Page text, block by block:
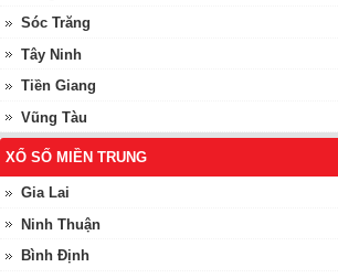
Sóc Trăng
Tây Ninh
Tiền Giang
Vũng Tàu
XỔ SỐ MIỀN TRUNG
Gia Lai
Ninh Thuận
Bình Định